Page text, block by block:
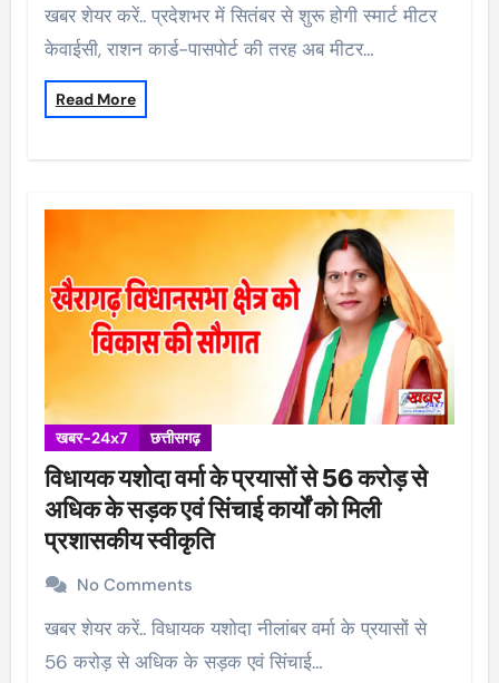
खबर शेयर करें.. प्रदेशभर में सितंबर से शुरू होगी स्मार्ट मीटर
केवाईसी, राशन कार्ड-पासपोर्ट की तरह अब मीटर…
Read More
खबर-24x7 छत्तीसगढ़
विधायक यशोदा वर्मा के प्रयासों से 56 करोड़ से
अधिक के सड़क एवं सिंचाई कार्यों को मिली
प्रशासकीय स्वीकृति
No Comments
खबर शेयर करें.. विधायक यशोदा नीलांबर वर्मा के प्रयासों से
56 करोड़ से अधिक के सड़क एवं सिंचाई…